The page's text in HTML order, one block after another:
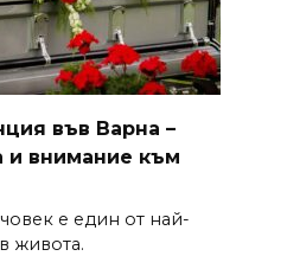
във Варна –
и внимание към
е един от най-
живота.